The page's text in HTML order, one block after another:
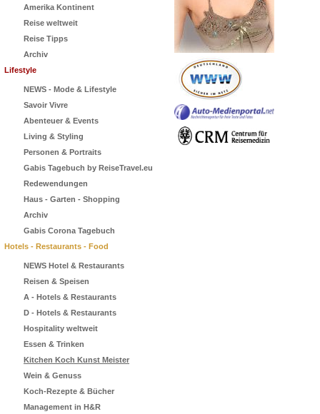
Amerika Kontinent
Reise weltweit
Reise Tipps
Archiv
Lifestyle
NEWS - Mode & Lifestyle
Savoir Vivre
Abenteuer & Events
Living & Styling
Personen & Portraits
Gabis Tagebuch by ReiseTravel.eu
Redewendungen
Haus - Garten - Shopping
Archiv
Gabis Corona Tagebuch
Hotels - Restaurants - Food
NEWS Hotel & Restaurants
Reisen & Speisen
A - Hotels & Restaurants
D - Hotels & Restaurants
Hospitality weltweit
Essen & Trinken
Kitchen Koch Kunst Meister
Wein & Genuss
Koch-Rezepte & Bücher
Management in H&R